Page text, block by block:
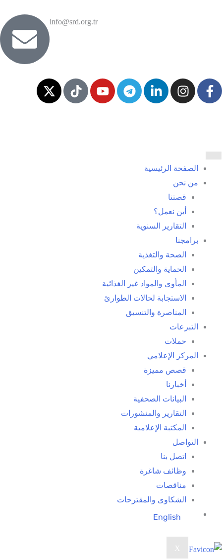
info@srd.org.tr
الصفحة الرئيسية
من نحن
قصتنا
أين نعمل؟
التقارير السنوية
برامجنا
الصحة والتغذية
الحماية والتمكين
المأوى والمواد غير الغذائية
الاستجابة لحالات الطوارئ
المناصرة والتنسيق
التبرعات
حملات
المركز الإعلامي
قصص مميزة
أخبارنا
البيانات الصحفية
التقارير والمنشورات
المكتبة الإعلامية
التواصل
اتصل بنا
وظائف شاغرة
مناقصات
الشكاوى والمقترحات
English
X